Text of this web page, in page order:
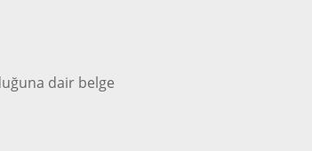
dair belge